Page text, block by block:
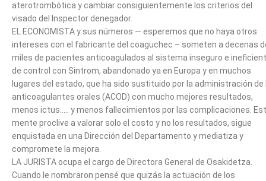
aterotrombótica y cambiar consiguientemente los criterios del
visado del Inspector denegador.
EL ECONOMISTA y sus números — esperemos que no haya otros
intereses con el fabricante del coaguchec – someten a decenas
miles de pacientes anticoagulados al sistema inseguro e
de control con Sintrom, abandonado ya en Europa y en muchos
lugares del estado, que ha sido sustituido por la administración de
anticoagulantes orales (ACOD) con mucho mejores resultados,
menos ictus….. y menos fallecimientos por las complicaciones.
mente proclive a valorar solo el costo y no los resultados, sigue
enquistada en una Dirección del Departamento y mediatiza y
compromete la mejora.
LA JURISTA ocupa el cargo de Directora General de Osakidetza.
Cuando le nombraron pensé que quizás la actuación de los